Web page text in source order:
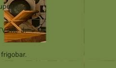
4k, ar